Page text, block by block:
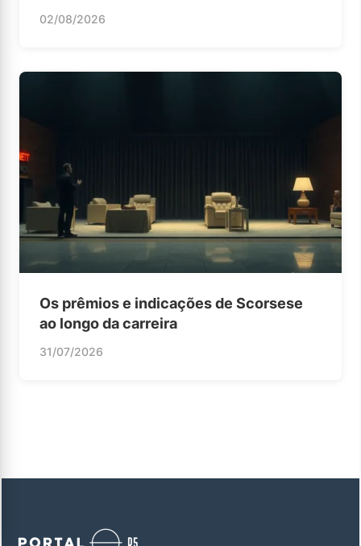
02/08/2026
Os prêmios e indicações de Scorsese
ao longo da carreira
31/07/2026